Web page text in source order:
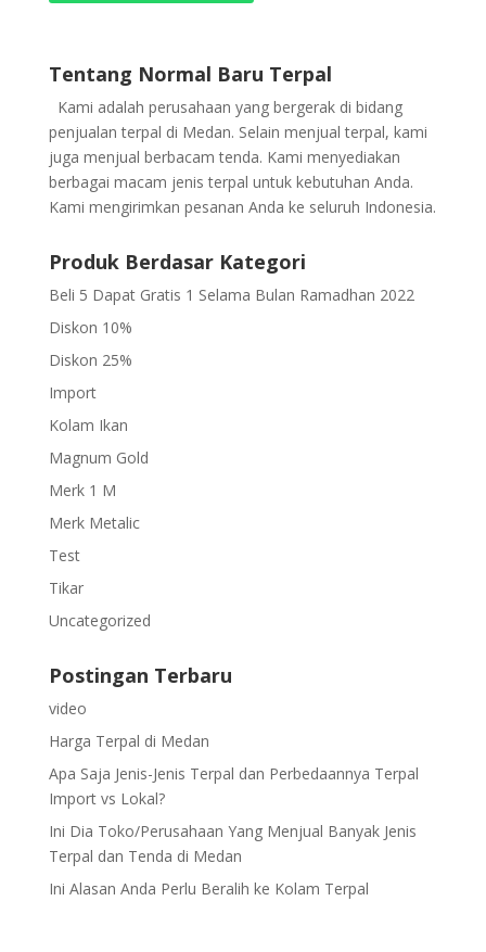
Tentang Normal Baru Terpal
Kami adalah perusahaan yang bergerak di bidang
penjualan terpal di Medan. Selain menjual terpal, kami
juga menjual berbacam tenda. Kami menyediakan
berbagai macam jenis terpal untuk kebutuhan Anda.
Kami mengirimkan pesanan Anda ke seluruh Indonesia.
Produk Berdasar Kategori
Beli 5 Dapat Gratis 1 Selama Bulan Ramadhan 2022
Diskon 10%
Diskon 25%
Import
Kolam Ikan
Magnum Gold
Merk 1 M
Merk Metalic
Test
Tikar
Uncategorized
Postingan Terbaru
video
Harga Terpal di Medan
Apa Saja Jenis-Jenis Terpal dan Perbedaannya Terpal
Import vs Lokal?
Ini Dia Toko/Perusahaan Yang Menjual Banyak Jenis
Terpal dan Tenda di Medan
Ini Alasan Anda Perlu Beralih ke Kolam Terpal